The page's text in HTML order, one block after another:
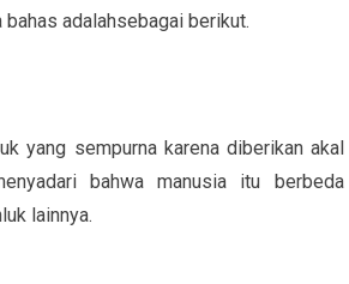
bahas adalahsebagai berikut.
yang sempurna karena diberikan akal
bahwa manusia itu berbeda
lainnya.